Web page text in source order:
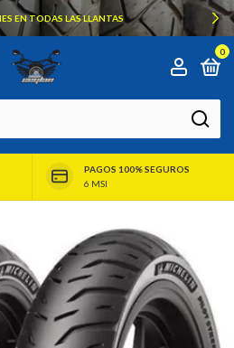
EN TODAS LAS LLANTAS
0
PAGOS 100% SEGUROS
6 MSI